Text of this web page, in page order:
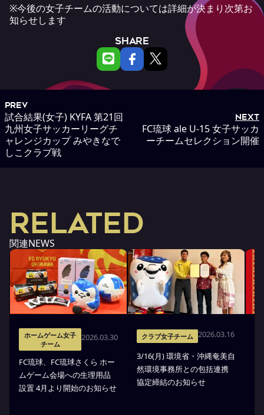
※今後の女子チームの活動については詳細が決まり次第お
知らせします
SHARE
PREV
試合結果(女子) KYFA 第21回
九州女子サッカーリーグチ
ャレンジカップ みやきなで
しこクラブ戦
NEXT
FC琉球 ale U-15 女子サッカ
ーチームセレクション開催
RELATED
関連NEWS
ホームゲーム女子
チーム
2026.03.30
FC琉球、FC琉球さくら ホー
ムゲーム会場への生理用品
設置 4月より開始のお知らせ
クラブ女子チーム 2026.03.16
3/16(月) 環境省・沖縄奄美自
然環境事務所との包括連携
協定締結のお知らせ